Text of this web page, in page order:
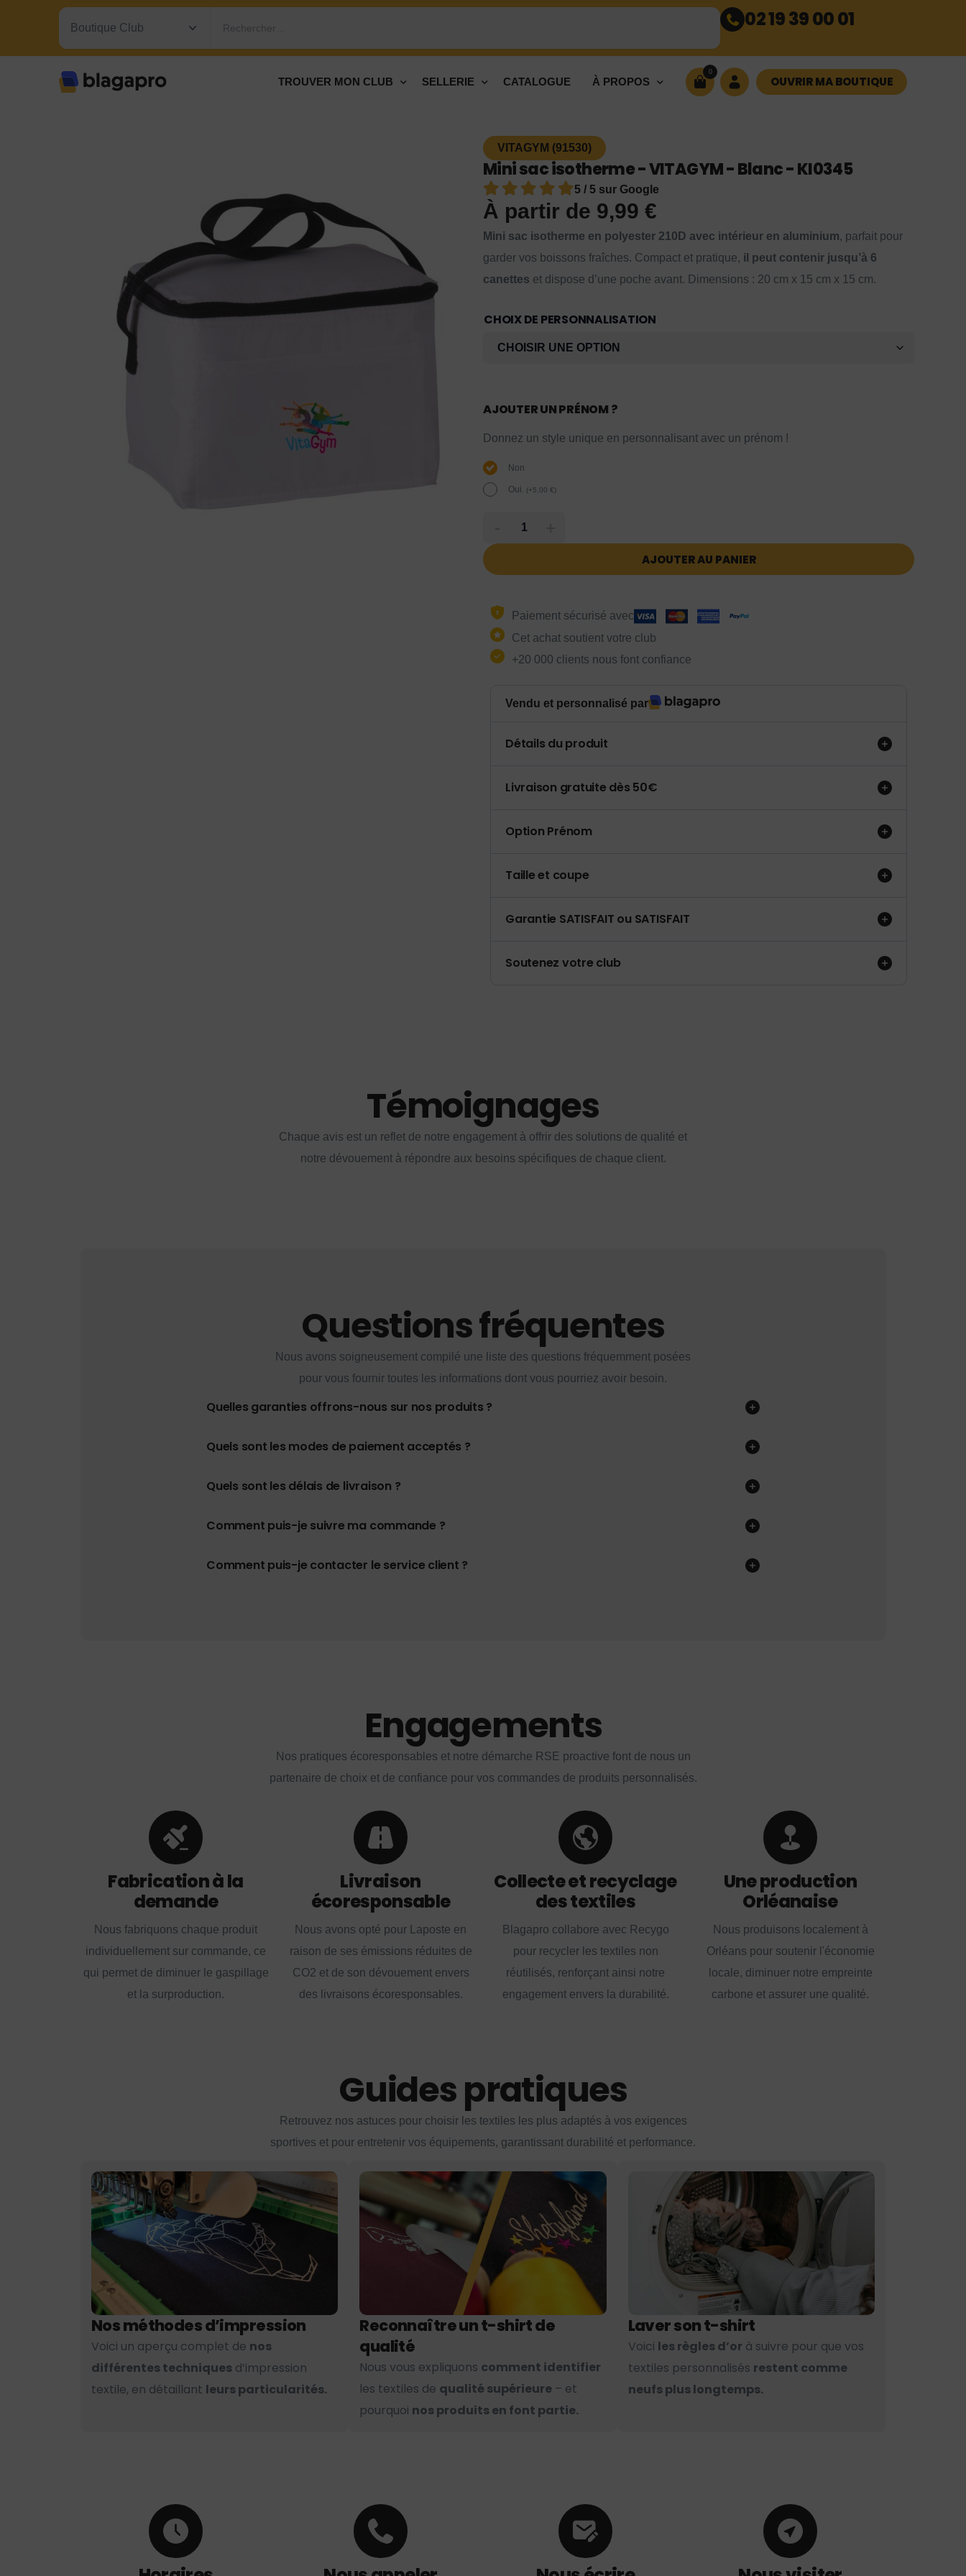
Rechercher… 02 19 39 00 01
TROUVER MON CLUB SELLERIE CATALOGUE À PROPOS
0
OUVRIR MA BOUTIQUE
VITAGYM (91530)
Mini sac isotherme - VITAGYM - Blanc - KI0345
5 / 5 sur Google
À partir de 9,99 €
Mini sac isotherme en polyester 210D avec intérieur en aluminium, parfait pour
garder vos boissons fraîches. Compact et pratique, il peut contenir jusqu’à 6
canettes et dispose d’une poche avant. Dimensions : 20 cm x 15 cm x 15 cm.
CHOIX DE PERSONNALISATION
AJOUTER UN PRÉNOM ?
Donnez un style unique en personnalisant avec un prénom !
Non
Oui. (+5,00 €)
AJOUTER AU PANIER
Paiement sécurisé avec
Cet achat soutient votre club
+20 000 clients nous font confiance
Vendu et personnalisé par
Détails du produit
Livraison gratuite dès 50€
Option Prénom
Taille et coupe
Garantie SATISFAIT ou SATISFAIT
Soutenez votre club
Témoignages
Chaque avis est un reflet de notre engagement à offrir des solutions de qualité et
notre dévouement à répondre aux besoins spécifiques de chaque client.
Questions fréquentes
Nous avons soigneusement compilé une liste des questions fréquemment posées
pour vous fournir toutes les informations dont vous pourriez avoir besoin.
Quelles garanties offrons-nous sur nos produits ?
Quels sont les modes de paiement acceptés ?
Quels sont les délais de livraison ?
Comment puis-je suivre ma commande ?
Comment puis-je contacter le service client ?
Engagements
Nos pratiques écoresponsables et notre démarche RSE proactive font de nous un
partenaire de choix et de confiance pour vos commandes de produits personnalisés.
Fabrication à la
demande
Nous fabriquons chaque produit
individuellement sur commande, ce
qui permet de diminuer le gaspillage
et la surproduction.
Livraison
écoresponsable
Nous avons opté pour Laposte en
raison de ses émissions réduites de
CO2 et de son dévouement envers
des livraisons écoresponsables.
Collecte et recyclage
des textiles
Blagapro collabore avec Recygo
pour recycler les textiles non
réutilisés, renforçant ainsi notre
engagement envers la durabilité.
Une production
Orléanaise
Nous produisons localement à
Orléans pour soutenir l'économie
locale, diminuer notre empreinte
carbone et assurer une qualité.
Guides pratiques
Retrouvez nos astuces pour choisir les textiles les plus adaptés à vos exigences
sportives et pour entretenir vos équipements, garantissant durabilité et performance.
Nos méthodes d’impression
Voici un aperçu complet de nos
différentes techniques d’impression
textile, en détaillant leurs particularités.
Reconnaître un t-shirt de
qualité
Nous vous expliquons comment identifier
les textiles de qualité supérieure – et
pourquoi nos produits en font partie.
Laver son t-shirt
Voici les règles d’or à suivre pour que vos
textiles personnalisés restent comme
neufs plus longtemps.